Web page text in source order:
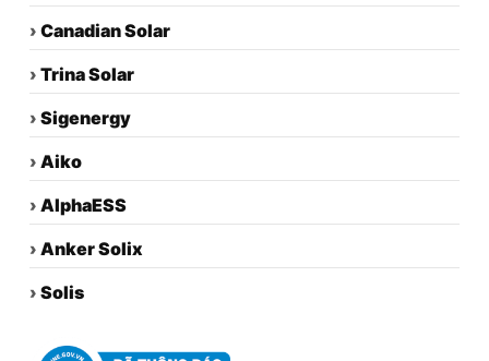
› Canadian Solar
› Trina Solar
› Sigenergy
› Aiko
› AlphaESS
› Anker Solix
› Solis